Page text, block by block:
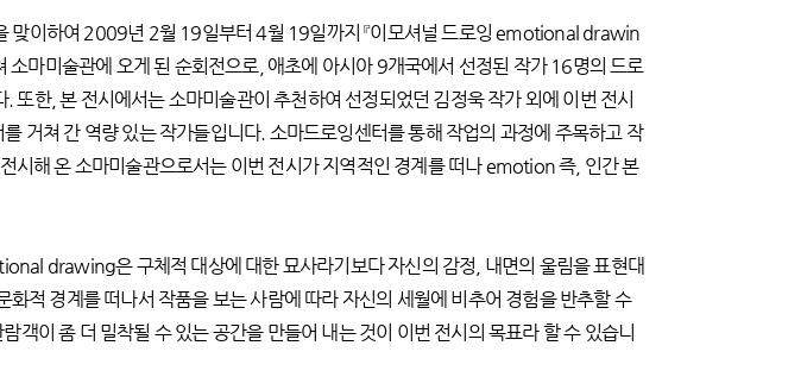
이하여 2009년 2월 19일부터 4월 19일까지 『이모셔널 드로잉 emotional drawin
마미술관에 오게 된 순회전으로, 애초에 아시아 9개국에서 선정된 작가 16명의 드로
한, 본 전시에서는 소마미술관이 추천하여 선정되었던 김정욱 작가 외에 이번 전시
거쳐 간 역량 있는 작가들입니다. 소마드로잉센터를 통해 작업의 과정에 주목하고 작
시해 온 소마미술관으로서는 이번 전시가 지역적인 경계를 떠나 emotion 즉, 인간 본
drawing은 구체적 대상에 대한 묘사라기보다 자신의 감정, 내면의 울림을 표현대
적 경계를 떠나서 작품을 보는 사람에 따라 자신의 세월에 비추어 경험을 반추할 수
이 좀 더 밀착될 수 있는 공간을 만들어 내는 것이 이번 전시의 목표라 할 수 있습니